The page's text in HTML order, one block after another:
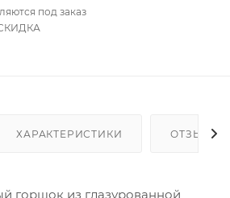
под заказ
ХАРАКТЕРИСТИКИ ОТЗЫВЫ
горшок из глазурованной